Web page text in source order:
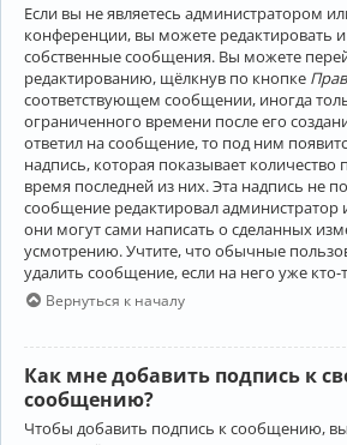
Если вы не являетесь администратором
конференции, вы можете редактировать и
собственные сообщения. Вы можете
редактированию, щёлкнув по кнопке
соответствующем сообщении, иногда
ограниченного времени после его
ответил на сообщение, то под ним
надпись, которая показывает количество
время последней из них. Эта надпись не
сообщение редактировал администратор
они могут сами написать о сделанных
усмотрению. Учтите, что обычные
удалить сообщение, если на него уже кто-
Вернуться к началу
Как мне добавить подпись к
сообщению?
Чтобы добавить подпись к сообщению,